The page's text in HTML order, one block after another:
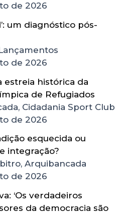
de 2026
um diagnóstico pós-
de 2026
estreia histórica da
de Refugiados
Cidadania Sport Club
de 2026
esquecida ou
integração?
Arquibancada
de 2026
‘Os verdadeiros
da democracia são